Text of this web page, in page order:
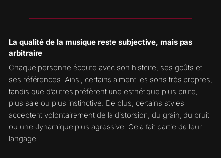
La qualité de la musique reste subjective, mais pas
arbitraire
Chaque personne écoute avec son histoire, ses goûts et
ses références. Ainsi, certains aiment les sons très propres,
tandis que d’autres préfèrent une esthétique plus brute,
plus sale ou plus instinctive. De plus, certains styles
acceptent volontairement de la distorsion, du grain, du bruit
ou une dynamique plus agressive. Cela fait partie de leur
langage.